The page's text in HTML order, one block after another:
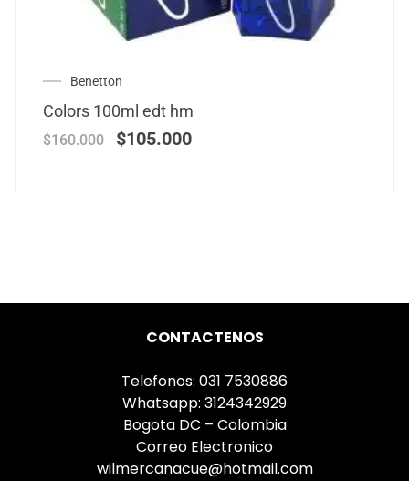
Benetton
Colors 100ml edt hm
$160.000 $105.000
CONTACTENOS
Telefonos: 031 7530886
Whatsapp: 3124342929
Bogota DC – Colombia
Correo Electronico
wilmercanacue@hotmail.com